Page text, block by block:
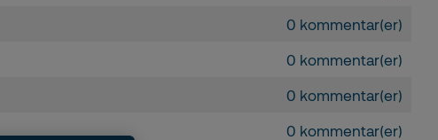
0 kommentar(er)
0 kommentar(er)
0 kommentar(er)
0 kommentar(er)